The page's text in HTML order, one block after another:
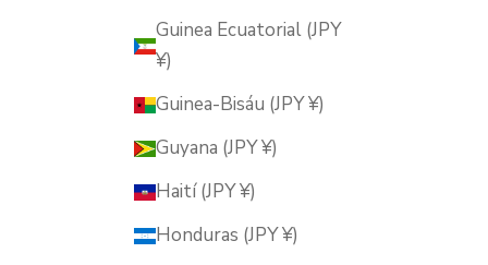
Guinea Ecuatorial (JPY
¥)
Guinea-Bisáu (JPY ¥)
Guyana (JPY ¥)
Haití (JPY ¥)
Honduras (JPY ¥)